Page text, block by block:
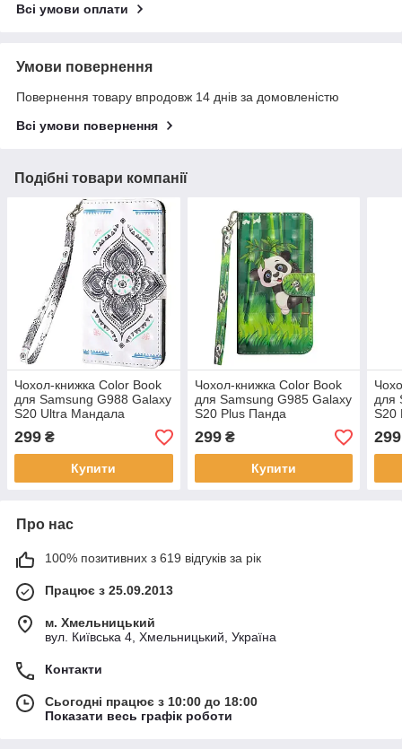
Всі умови оплати
Умови повернення
Повернення товару впродовж 14 днів за домовленістю
Всі умови повернення
Подібні товари компанії
Чохол-книжка Color Book
для Samsung G988 Galaxy
S20 Ultra Мандала
299 ₴
Купити
Чохол-книжка Color Book
для Samsung G985 Galaxy
S20 Plus Панда
299₴
Купити
для
S20
299
Про нас
100% позитивних з 619 відгуків за рік
Працює з 25.09.2013
м. Хмельницький
вул. Київська 4, Хмельницький, Україна
Контакти
Сьогодні працює з 10:00 до 18:00
Показати весь графік роботи